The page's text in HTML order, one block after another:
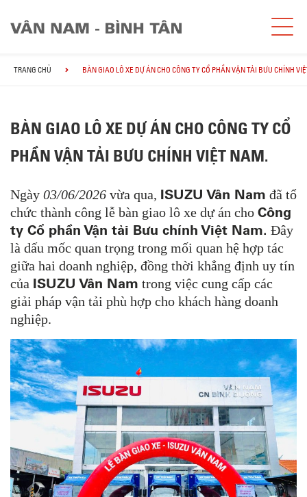
TRANG CHỦ BÀN GIAO LÔ XE DỰ ÁN CHO CÔNG TY CỔ PHẦN VẬN TẢI BƯU CHÍNH
BÀN GIAO LÔ XE DỰ ÁN CHO CÔNG TY CỔ
PHẦN VẬN TẢI BƯU CHÍNH VIỆT NAM.
Ngày 03/06/2026 vừa qua, ISUZU Vân Nam đã tổ
chức thành công lễ bàn giao lô xe dự án cho Công
ty Cổ phần Vận tải Bưu chính Việt Nam. Đây
là dấu mốc quan trọng trong mối quan hệ hợp tác
giữa hai doanh nghiệp, đồng thời khẳng định uy tín
của ISUZU Vân Nam trong việc cung cấp các
giải pháp vận tải phù hợp cho khách hàng doanh
nghiệp.